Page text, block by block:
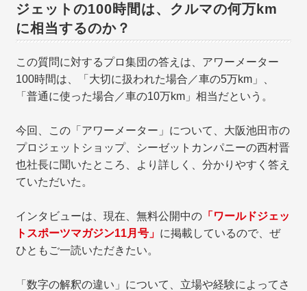
ジェットの100時間は、クルマの何万km
に相当するのか？
この質問に対するプロ集団の答えは、アワーメーター
100時間は、「大切に扱われた場合／車の5万km」、
「普通に使った場合／車の10万km」相当だという。
今回、この「アワーメーター」について、大阪池田市の
プロジェットショップ、シーゼットカンパニーの西村晋
也社長に聞いたところ、より詳しく、分かりやすく答え
ていただいた。
インタビューは、現在、無料公開中の 「ワールドジェッ
トスポーツマガジン11月号」 に掲載しているので、ぜ
ひともご一読いただきたい。
「数字の解釈の違い」について、立場や経験によってさ